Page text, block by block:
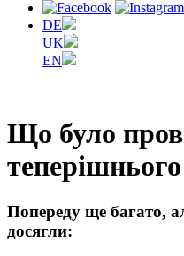
DE
UK
EN
Що було
Попереду ще багато,
досягли: